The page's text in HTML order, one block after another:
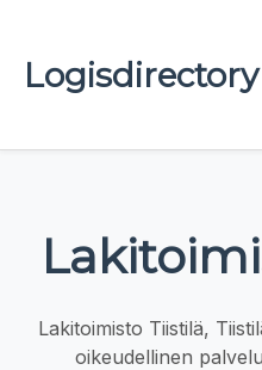
Logisdirectory
Lakitoimisto Tiistilä,
oikeudellinen